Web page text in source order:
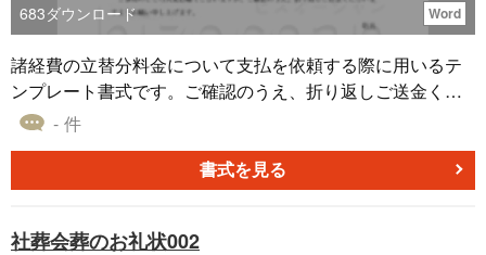
683ダウンロード Word
諸経費の立替分料金について支払を依頼する際に用いるテ
ンプレート書式です。ご確認のうえ、折り返しご送金くだ
さいますようお願い申し上げます。との旨を伝えます。請
でダウンロード可能です。
- 件
書式を見る
社葬会葬のお礼状002